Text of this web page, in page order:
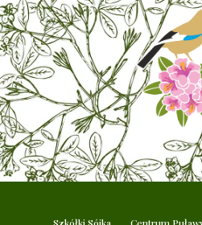
Szkółki Sójka Centrum